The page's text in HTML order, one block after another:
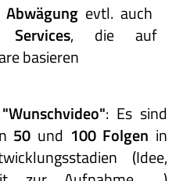
evtl. auch
Services, die auf
basieren
: Es sind
50 und 100 Folgen in
(Idee,